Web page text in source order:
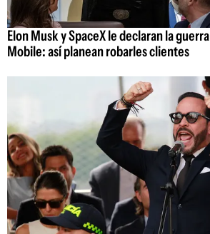
Elon Musk y SpaceX le declaran la
Mobile: así planean robarles clientes